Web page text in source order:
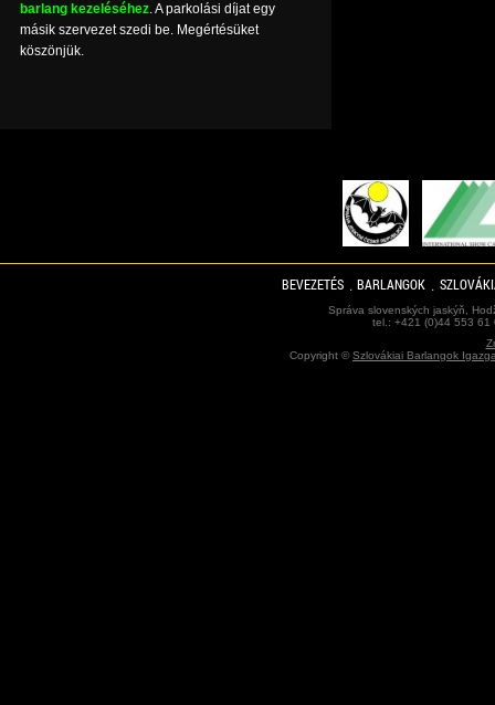
barlang kezeléséhez. A parkolási díjat egy
másik szervezet szedi be. Megértésüket
köszönjük.
BEVEZETÉS BARLANGOK
Správa slovenských jaskýň,
tel.: +421 (0)44 553
Copyright ©Szlovákiai Barlangok